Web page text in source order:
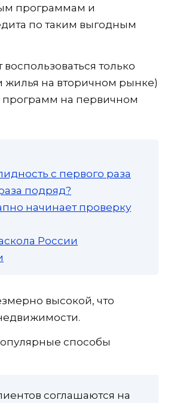
программам и
по таким выгодным
только
на вторичном рынке)
программ на первичном
с первого раза
подряд?
начинает проверку
России
высокой, что
способы
соглашаются на